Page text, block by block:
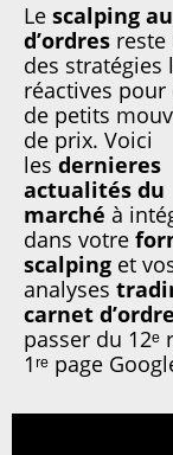
Le scalping
d’ordres reste
des stratégies
réactives pour
de petits
de prix. Voici
les dernieres
actualités du
marché à
dans votre
scalping et
analyses
carnet d’ordre
passer du 12ᵉ
1ʳᵉ page